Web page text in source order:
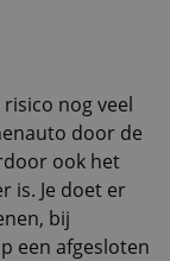
nog veel
door de
ook het
is. Je doet er
bij
een afgesloten